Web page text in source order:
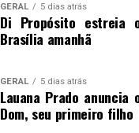
GERAL 5 dias atrás
Di Propósito estreia
Brasília amanhã
GERAL 5 dias atrás
Lauana Prado anuncia
Dom, seu primeiro filho